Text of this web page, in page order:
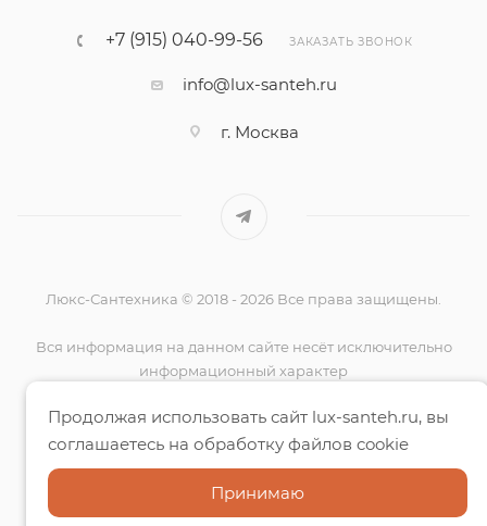
+7 (915) 040-99-56 ЗАКАЗАТЬ ЗВОНОК
info@lux-santeh.ru
г. Москва
Люкс-Сантехника © 2018 - 2026 Все права защищены.
Вся информация на данном сайте несёт исключительно
информационный характер
определяемой
положениями Статьи 437 (2) ГК РФ.
Способы оплаты
Продолжая использовать сайт lux-santeh.ru, вы
соглашаетесь на обработку файлов cookie
Принимаю